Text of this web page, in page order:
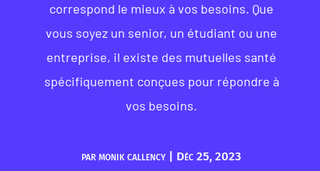
correspond le mieux à vos besoins. Que
vous soyez un senior, un étudiant ou une
entreprise, il existe des mutuelles santé
spécifiquement conçues pour répondre à
vos besoins.
parmonik callency Déc 25, 2023